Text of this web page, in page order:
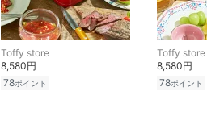
Toffy store
8,580円
78ポイント
Toffy store
8,580円
78ポイント